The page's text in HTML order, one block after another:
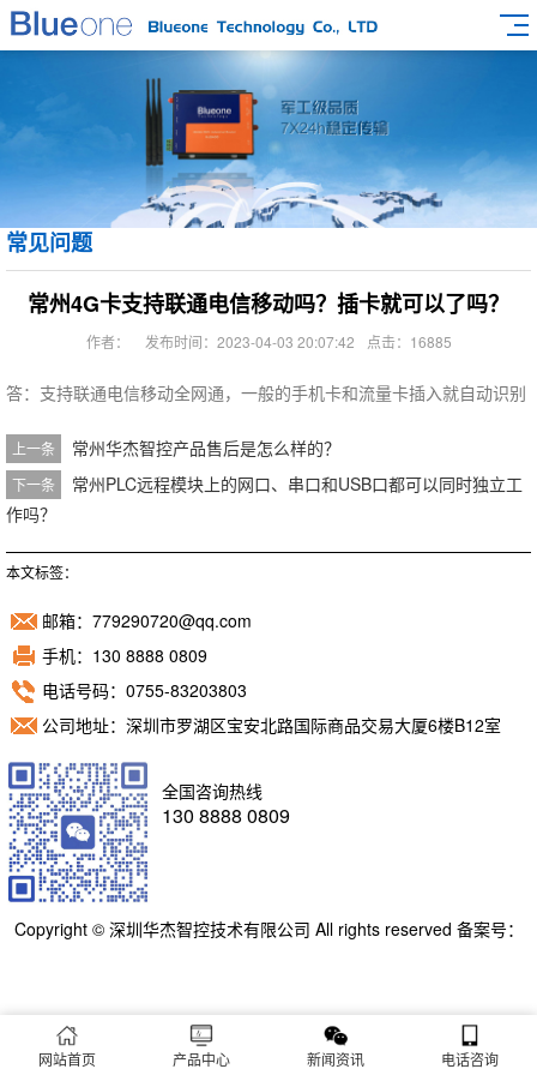
常见问题
常州4G卡支持联通电信移动吗？插卡就可以了吗？
作者： 发布时间：2023-04-03 20:07:42 点击：16885
答：支持联通电信移动全网通，一般的手机卡和流量卡插入就自动识别
上一条 常州华杰智控产品售后是怎么样的？
下一条
常州PLC远程模块上的网口、串口和USB口都可以同时独立工
作吗？
本文标签：
邮箱：779290720@qq.com
手机：130 8888 0809
电话号码：0755-83203803
公司地址：深圳市罗湖区宝安北路国际商品交易大厦6楼B12室
全国咨询热线
130 8888 0809
Copyright © 深圳华杰智控技术有限公司 All rights reserved 备案号：
网站首页 产品中心 新闻资讯 电话咨询